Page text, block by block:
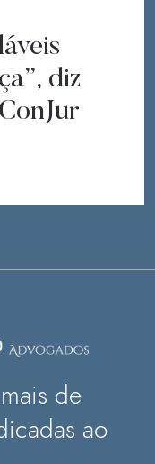
diz
de
ao